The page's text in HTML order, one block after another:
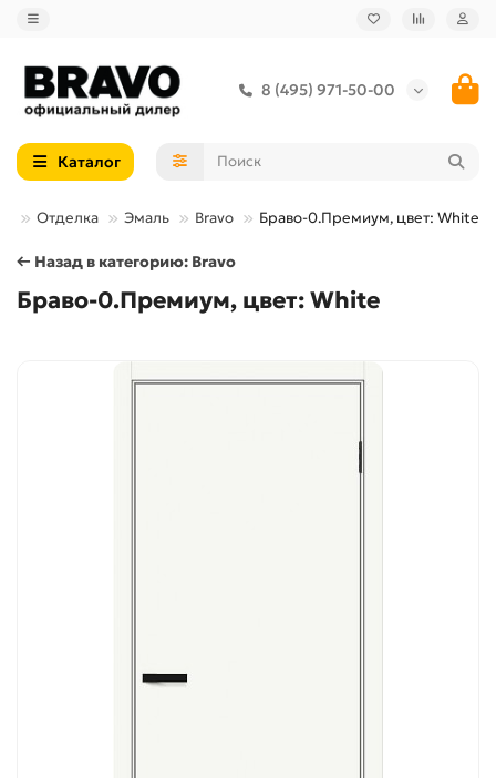
8 (495) 971-50-00
Каталог
Отделка Эмаль Bravo Браво-0.Премиум, цвет: White
← Назад в категорию: Bravo
Браво-0.Премиум, цвет: White